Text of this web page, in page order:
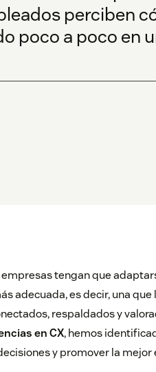
perciben
poco a poco en
tengan que
adecuada, es decir, una que
respaldados y
en CX, hemos
y promover la